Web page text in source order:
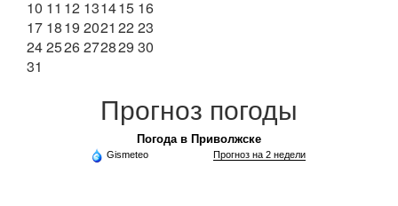
10 11 12 131415 16
17 1819 2021 2223
242526272829 30
31
Прогноз погоды
Погода в Приволжске
Gismeteo Прогноз на 2 недели